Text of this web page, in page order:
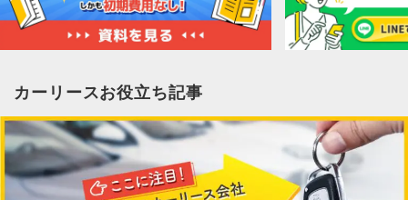
カーリースお役立ち記事